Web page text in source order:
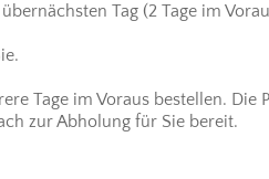
Tag (2 Tage im
Tage im Voraus bestellen.
zur Abholung für Sie bereit.